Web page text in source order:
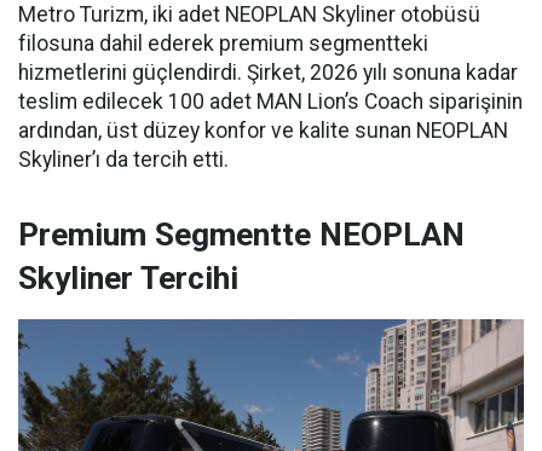
Metro Turizm, iki adet NEOPLAN Skyliner otobüsü
filosuna dahil ederek premium segmentteki
hizmetlerini güçlendirdi. Şirket, 2026 yılı sonuna kadar
teslim edilecek 100 adet MAN Lion’s Coach siparişinin
ardından, üst düzey konfor ve kalite sunan NEOPLAN
Skyliner’ı da tercih etti.
Premium Segmentte NEOPLAN
Skyliner Tercihi